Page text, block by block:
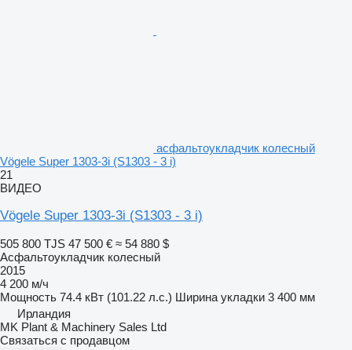
асфальтоукладчик колесный
Vögele Super 1303-3i (S1303 - 3 i)
21
ВИДЕО
Vögele Super 1303-3i (S1303 - 3 i)
505 800 TJS 47 500 € ≈ 54 880 $
Асфальтоукладчик колесный
2015
4 200 м/ч
Мощность 74.4 кВт (101.22 л.с.) Ширина укладки 3 400 мм
Ирландия
MK Plant & Machinery Sales Ltd
Связаться с продавцом